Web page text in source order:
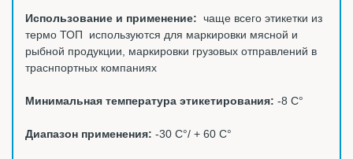
Использование и применение: чаще всего этикетки из
термо ТОП используются для маркировки мясной и
рыбной продукции, маркировки грузовых отправлений в
траснпортных компаниях
Минимальная температура этикетирования: -8 С°
Диапазон применения: -30 С°/ + 60 С°